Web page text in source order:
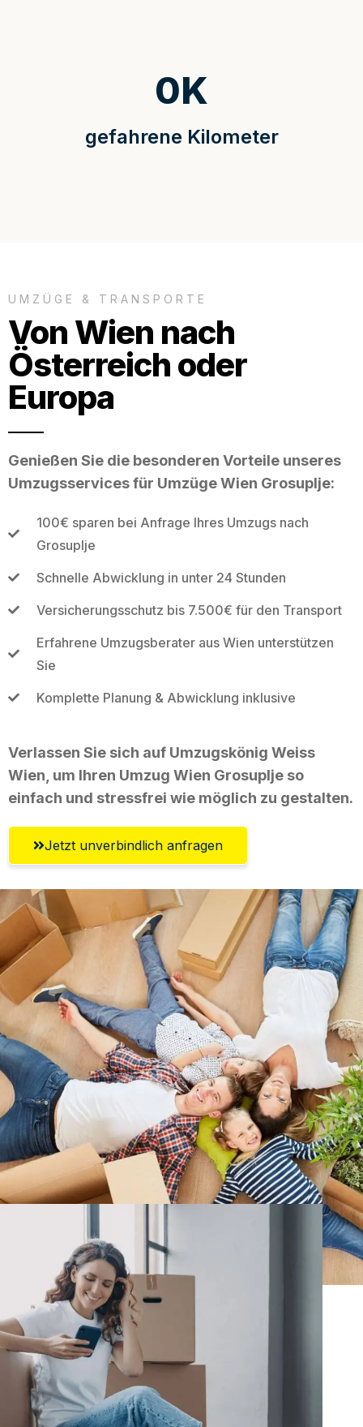
gefahrene Kilometer
0K
UMZÜGE & TRANSPORTE
Von Wien nach
Österreich oder
Europa
Genießen Sie die besonderen Vorteile unseres
Umzugsservices für Umzüge Wien Grosuplje:
100€ sparen bei Anfrage Ihres Umzugs nach
Grosuplje
Schnelle Abwicklung in unter 24 Stunden
Versicherungsschutz bis 7.500€ für den Transport
Erfahrene Umzugsberater aus Wien unterstützen
Sie
Komplette Planung & Abwicklung inklusive
Verlassen Sie sich auf Umzugskönig Weiss
Wien, um Ihren Umzug Wien Grosuplje so
einfach und stressfrei wie möglich zu gestalten.
Jetzt unverbindlich anfragen